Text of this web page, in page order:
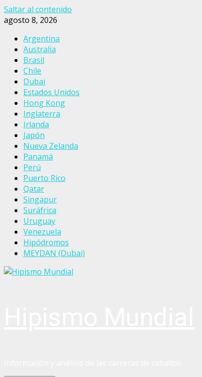
Saltar al contenido
agosto 8, 2026
Argentina
Australia
Brasil
Chile
Dubai
Estados Unidos
Hong Kong
Inglaterra
Irlanda
Japón
Nueva Zelanda
Panamá
Perú
Puerto Rico
Qatar
Singapur
Suráfrica
Uruguay
Venezuela
Hipódromos
MEYDAN (Dubai)